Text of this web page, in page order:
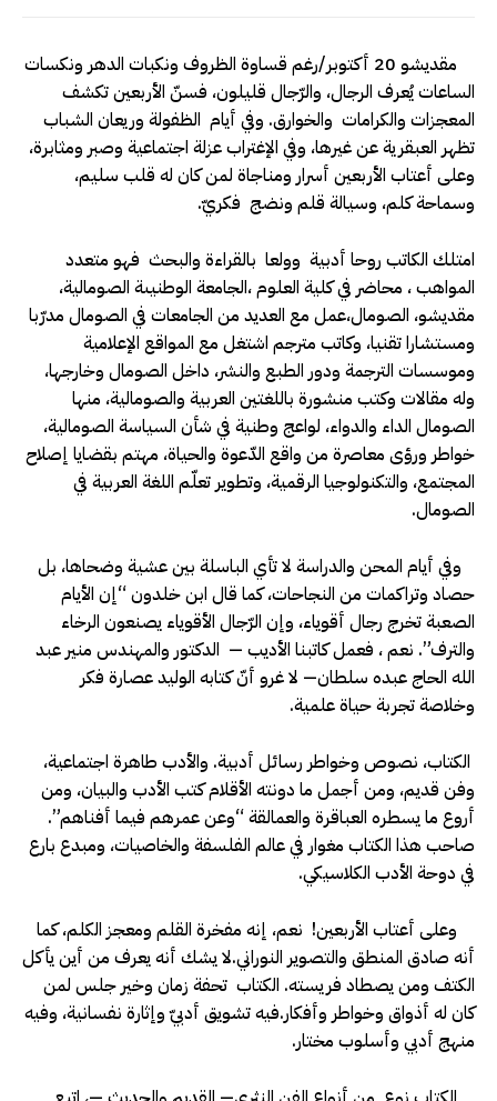
مقديشو 20 أكتوبر/رغم قساوة الظروف ونكبات الدهر ونكسات
الساعات يُعرف الرجال، والرّجال قليلون، فسنّ الأربعين تكشف
المعجزات والكرامات والخوارق. وفي أيام الظفولة وريعان الشباب
تظهر العبقرية عن غيرها، وفي الإغتراب عزلة اجتماعية وصبر ومثابرة،
وعلى أعتاب الأربعين أسرار ومناجاة لمن كان له قلب سليم،
وسماحة كلم، وسيالة قلم ونضج فكريّ.
امتلك الكاتب روحا أدبية وولعا بالقراءة والبحث فهو متعدد
المواهب ، محاضر في كلية العلوم ،الجامعة الوطنيىة الصومالية،
مقديشو، الصومال،عمل مع العديد من الجامعات في الصومال مدرّبا
ومستشارا تقنيا، وكاتب مترجم اشتغل مع المواقع الإعلامية
وموسسات الترجمة ودور الطبع والنشر، داخل الصومال وخارجها،
وله مقالات وكتب منشورة باللغتين العربية والصومالية، منها
الصومال الداء والدواء، لواعج وطنية في شأن السياسة الصومالية،
خواطر ورؤى معاصرة من واقع الدّعوة والحياة، مهتم بقضايا إصلاح
المجتمع، والتكنولوجيا الرقمية، وتطوير تعلّم اللغة العربية في
الصومال.
وفي أيام المحن والدراسة لا تأي الباسلة بين عشية وضحاها، بل
حصاد وتراكمات من النجاحات، كما قال ابن خلدون “إن الأيام
الصعبة تخرج رجال أقوياء، وإن الرّجال الأقوياء يصنعون الرخاء
والترف”. نعم ، فعمل كاتبنا الأديب — الدكتور والمهندس منير عبد
الله الحاج عبده سلطان— لا غرو أنّ كتابه الوليد عصارة فكر
وخلاصة تجربة حياة علمية.
الكتاب، نصوص وخواطر رسائل أدبية. والأدب طاهرة اجتماعية،
وفن قديم، ومن أجمل ما دونته الأقلام كتب الأدب والبيان، ومن
أروع ما يسطره العباقرة والعمالقة “وعن عمرهم فيما أفناهم”.
صاحب هذا الكتاب مغوار في عالم الفلسفة والخاصيات، ومبدع بارع
في دوحة الأدب الكلاسيكي.
وعلى أعتاب الأربعين! نعم، إنه مفخرة القلم ومعجز الكلم، كما
أنه صادق المنطق والتصوير النوراني.لا يشك أنه يعرف من أين يأكل
الكتف ومن يصطاد فريسته. الكتاب تحفة زمان وخير جلس لمن
كان له أذواق وخواطر وأفكار.فيه تشويق أدبيّ وإثارة نفسانية، وفيه
منهج أدبي وأسلوب مختار.